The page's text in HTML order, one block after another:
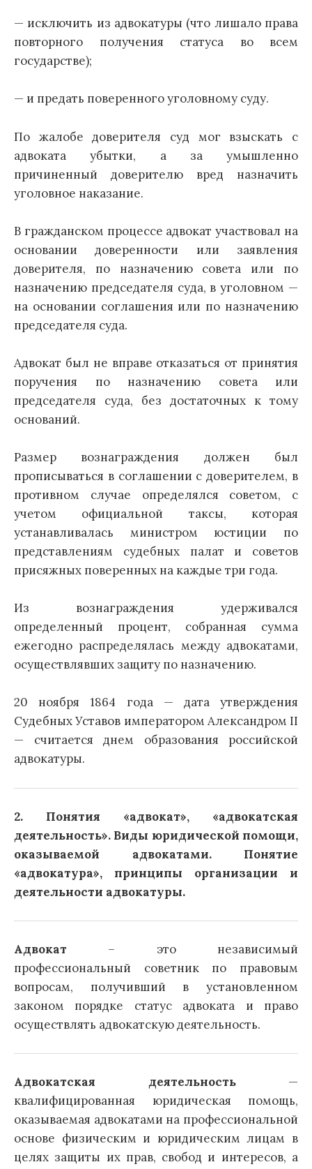
— исключить из адвокатуры (что лишало права
повторного получения статуса во всем
государстве);
— и предать поверенного уголовному суду.
По жалобе доверителя суд мог взыскать с
адвоката убытки, а за умышленно
причиненный доверителю вред назначить
уголовное наказание.
В гражданском процессе адвокат участвовал на
основании доверенности или заявления
доверителя, по назначению совета или по
назначению председателя суда, в уголовном —
на основании соглашения или по назначению
председателя суда.
Адвокат был не вправе отказаться от принятия
поручения по назначению совета или
председателя суда, без достаточных к тому
оснований.
Размер вознаграждения должен был
прописываться в соглашении с доверителем, в
противном случае определялся советом, с
учетом официальной таксы, которая
устанавливалась министром юстиции по
представлениям судебных палат и советов
присяжных поверенных на каждые три года.
Из вознаграждения удерживался
определенный процент, собранная сумма
ежегодно распределялась между адвокатами,
осуществлявших защиту по назначению.
20 ноября 1864 года — дата утверждения
Судебных Уставов императором Александром II
— считается днем образования российской
адвокатуры.
2. Понятия «адвокат», «адвокатская
деятельность». Виды юридической помощи,
оказываемой адвокатами. Понятие
«адвокатура», принципы организации и
деятельности адвокатуры.
Адвокат – это независимый
профессиональный советник по правовым
вопросам, получивший в установленном
законом порядке статус адвоката и право
осуществлять адвокатскую деятельность.
Адвокатская деятельность—
квалифицированная юридическая помощь,
оказываемая адвокатами на профессиональной
основе физическим и юридическим лицам в
целях защиты их прав, свобод и интересов, а